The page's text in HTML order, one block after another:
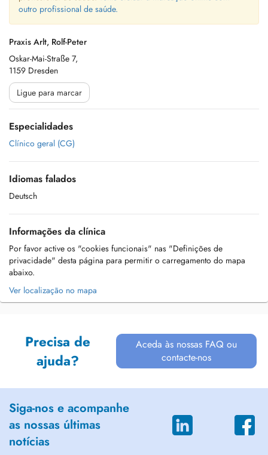
outro profissional de saúde.
Praxis Arlt, Rolf-Peter
Oskar-Mai-Straße 7,
1159 Dresden
Ligue para marcar
Especialidades
Clínico geral (CG)
Idiomas falados
Deutsch
Informações da clínica
Por favor active os "cookies funcionais" nas "Definições de
privacidade" desta página para permitir o carregamento do mapa
abaixo.
Ver localização no mapa
Precisa de
ajuda?
Aceda às nossas FAQ ou
contacte-nos
Siga-nos e acompanhe
as nossas últimas
notícias